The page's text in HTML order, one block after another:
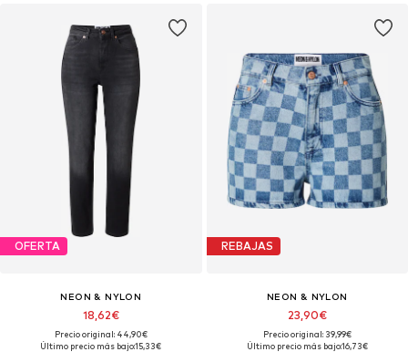
OFERTA
NEON & NYLON
18,62€
Precio original: 44,90€
Último precio más bajo:15,33€
REBAJAS
NEON & NYLON
23,90€
Precio original: 39,99€
Último precio más bajo:16,73€